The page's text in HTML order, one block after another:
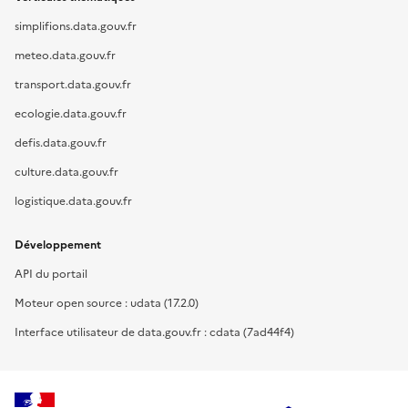
simplifions.data.gouv.fr
meteo.data.gouv.fr
transport.data.gouv.fr
ecologie.data.gouv.fr
defis.data.gouv.fr
culture.data.gouv.fr
logistique.data.gouv.fr
Développement
API du portail
Moteur open source : udata (17.2.0)
Interface utilisateur de data.gouv.fr : cdata (7ad44f4)